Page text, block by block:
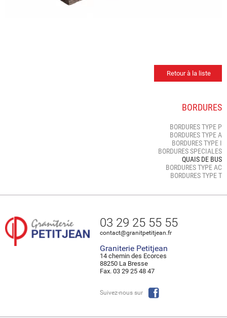
Retour à la liste
BORDURES
BORDURES TYPE P
BORDURES TYPE A
BORDURES TYPE I
BORDURES SPECIALES
QUAIS DE BUS
BORDURES TYPE AC
BORDURES TYPE T
03 29 25 55 55
contact@granitpetitjean.fr
Graniterie Petitjean
14 chemin des Ecorces
88250 La Bresse
Fax. 03 29 25 48 47
Suivez-nous sur